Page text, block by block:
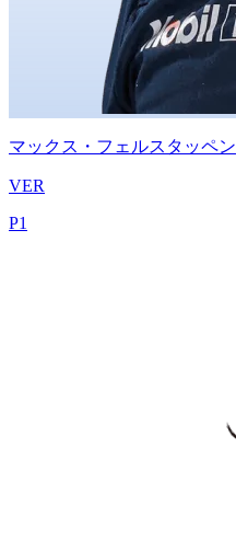
マックス・フェルスタッペン
VER
P1